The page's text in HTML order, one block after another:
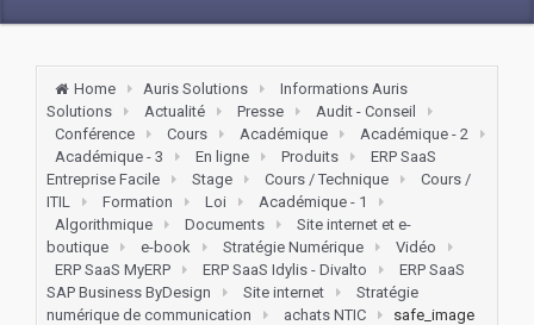
Home Auris Solutions
Informations Auris
Solutions
Actualité Presse
Audit - Conseil
Conférence
Cours Académique
Académique - 2
Académique - 3
En ligne Produits
ERP SaaS
Entreprise Facile
Stage Cours / Technique
Cours /
ITIL
Formation Loi
Académique - 1
Algorithmique
Documents
Site internet et e-
boutique
e-book Stratégie Numérique
Vidéo
ERP SaaS MyERP
ERP SaaS Idylis - Divalto
ERP SaaS
SAP Business ByDesign
Site internet
Stratégie
numérique de communication
achats NTIC safe_image